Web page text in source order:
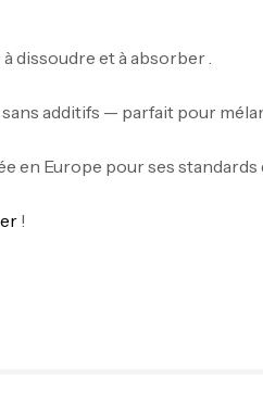
à dissoudre et à absorber.
additifs — parfait pour
en Europe pour ses standards
!